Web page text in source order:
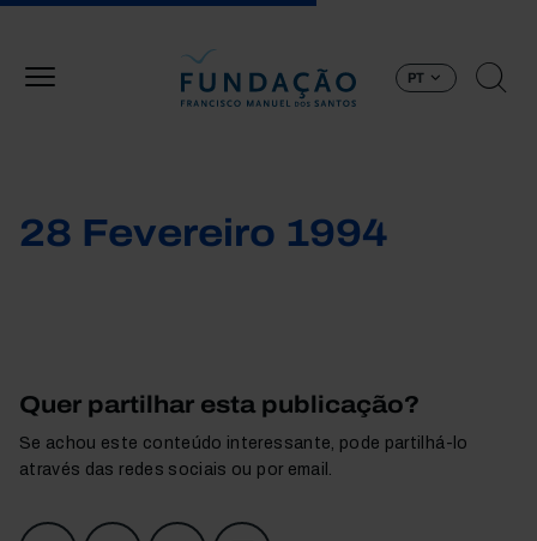
PT
28 Fevereiro 1994
Quer partilhar esta publicação?
Se achou este conteúdo interessante, pode partilhá-lo
através das redes sociais ou por email.